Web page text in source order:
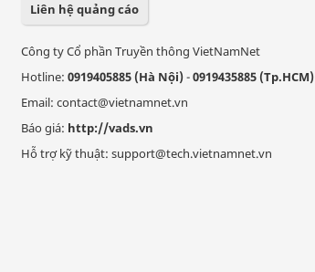
Liên hệ quảng cáo
Công ty Cổ phần Truyền thông VietNamNet
Hotline: 0919405885 (Hà Nội)-0919435885 (Tp.HCM)
Email: contact@vietnamnet.vn
Báo giá: http://vads.vn
Hỗ trợ kỹ thuật: support@tech.vietnamnet.vn